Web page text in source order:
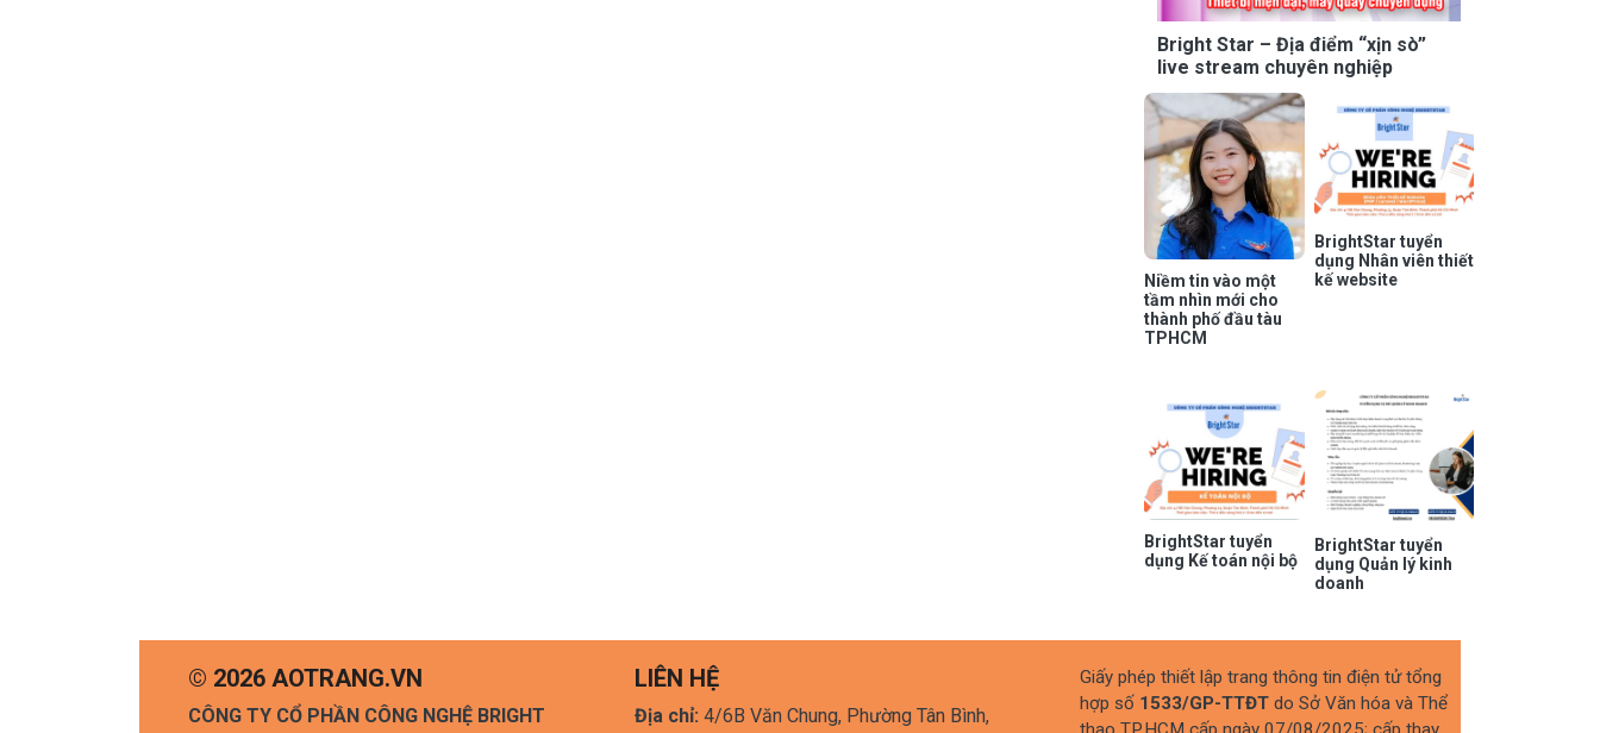
Bright Star – Địa điểm “xịn sò”
live stream chuyên nghiệp
Niềm tin vào một
tầm nhìn mới cho
thành phố đầu tàu
TPHCM
BrightStar tuyển
dụng Nhân viên thiết
kế website
BrightStar tuyển
dụng Kế toán nội bộ
BrightStar tuyển
dụng Quản lý kinh
doanh
© 2026 AOTRANG.VN
CÔNG TY CỔ PHẦN CÔNG NGHỆ BRIGHT
LIÊN HỆ
Địa chỉ: 4/6B Văn Chung, Phường Tân Bình,
Giấy phép thiết lập trang thông tin điện tử tổng
hợp số 1533/GP-TTĐT do Sở Văn hóa và Thể